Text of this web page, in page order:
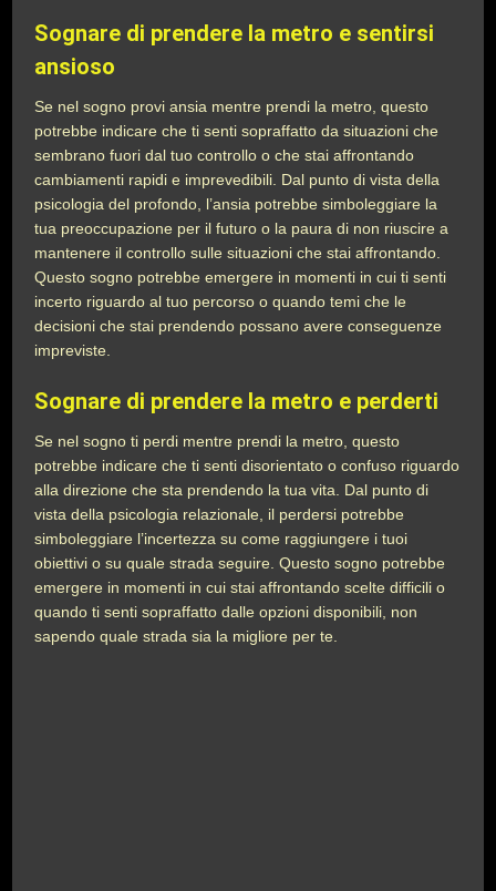
Sognare di prendere la metro e sentirsi
ansioso
Se nel sogno provi ansia mentre prendi la metro, questo
potrebbe indicare che ti senti sopraffatto da situazioni che
sembrano fuori dal tuo controllo o che stai affrontando
cambiamenti rapidi e imprevedibili. Dal punto di vista della
psicologia del profondo, l’ansia potrebbe simboleggiare la
tua preoccupazione per il futuro o la paura di non riuscire a
mantenere il controllo sulle situazioni che stai affrontando.
Questo sogno potrebbe emergere in momenti in cui ti senti
incerto riguardo al tuo percorso o quando temi che le
decisioni che stai prendendo possano avere conseguenze
impreviste.
Sognare di prendere la metro e perderti
Se nel sogno ti perdi mentre prendi la metro, questo
potrebbe indicare che ti senti disorientato o confuso riguardo
alla direzione che sta prendendo la tua vita. Dal punto di
vista della psicologia relazionale, il perdersi potrebbe
simboleggiare l’incertezza su come raggiungere i tuoi
obiettivi o su quale strada seguire. Questo sogno potrebbe
emergere in momenti in cui stai affrontando scelte difficili o
quando ti senti sopraffatto dalle opzioni disponibili, non
sapendo quale strada sia la migliore per te.